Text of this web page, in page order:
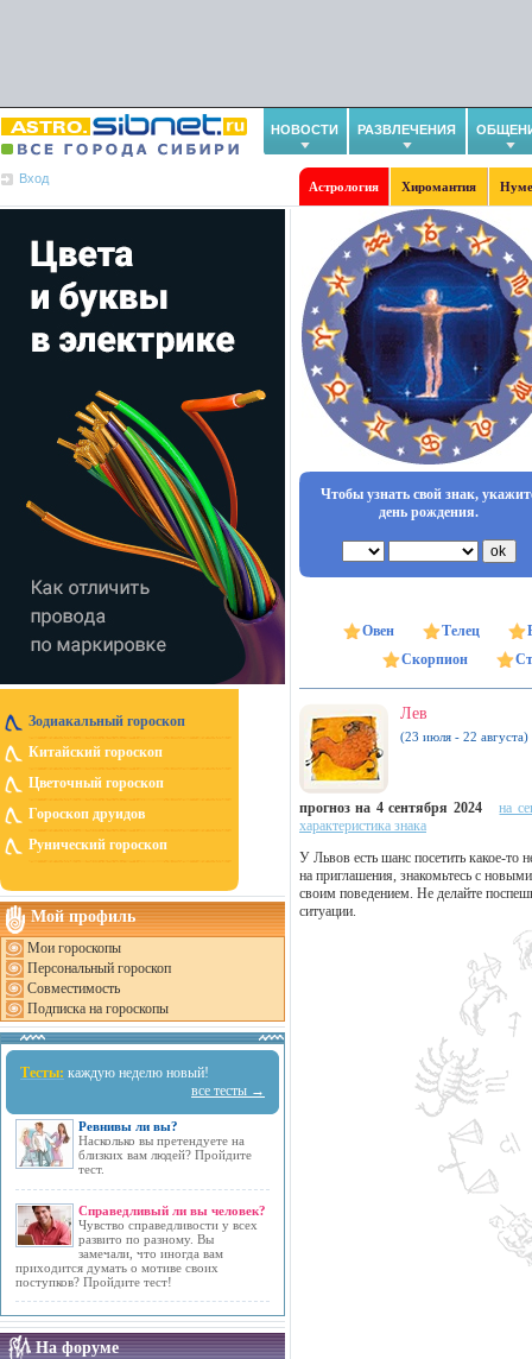
НОВОСТИ РАЗВЛЕЧЕНИЯ
Вход
Астрология Хиромантия
Зодиакальный гороскоп
Китайский гороскоп
Цветочный гороскоп
Гороскоп друидов
Рунический гороскоп
Мой профиль
Мои гороскопы
Персональный гороскоп
Совместимость
Подписка на гороскопы
Тесты: каждую неделю новый!
все тесты →
Ревнивы ли вы?
Насколько вы претендуете на
близких вам людей? Пройдите
тест.
Справедливый ли вы человек?
Чувство справедливости у всех
развито по разному. Вы
замечали, что иногда вам
приходится думать о мотиве своих
поступков? Пройдите тест!
На форуме
Чтобы узнать свой знак,
день рождения.
Овен Телец
Скорпион
Лев
(23 июля - 22 августа)
прогноз на 4 сентября 2024
на
характеристика знака
У Львов есть шанс посетить какое-то
на приглашения, знакомьтесь с
своим поведением. Не делайте
ситуации.